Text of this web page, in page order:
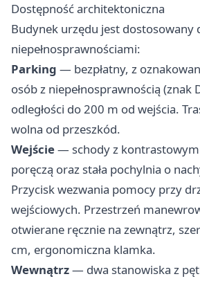
Dostępność architektoniczna
Budynek urzędu jest dostosowany
niepełnosprawnościami:
Parking — bezpłatny, z
osób z niepełnosprawnością (znak
odległości do 200 m od wejścia.
wolna od przeszkód.
Wejście— schody z
poręczą oraz stała pochylnia o
Przycisk wezwania pomocy przy
wejściowych. Przestrzeń
otwierane ręcznie na zewnątrz,
cm, ergonomiczna klamka.
Wewnątrz— dwa stanowiska z